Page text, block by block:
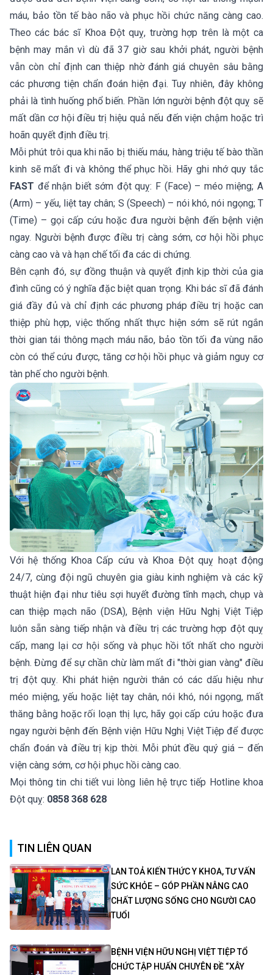
máu, bảo tồn tế bào não và phục hồi chức năng càng cao.
Theo các bác sĩ Khoa Đột quỵ, trường hợp trên là một ca
bệnh may mắn vì dù đã 37 giờ sau khởi phát, người bệnh
vẫn còn chỉ định can thiệp nhờ đánh giá chuyên sâu bằng
các phương tiện chẩn đoán hiện đại. Tuy nhiên, đây không
phải là tình huống phổ biến. Phần lớn người bệnh đột quỵ sẽ
mất dần cơ hội điều trị hiệu quả nếu đến viện chậm hoặc trì
hoãn quyết định điều trị.
Mỗi phút trôi qua khi não bị thiếu máu, hàng triệu tế bào thần
kinh sẽ mất đi và không thể phục hồi. Hãy ghi nhớ quy tắc
FAST để nhận biết sớm đột quỵ: F (Face) – méo miệng; A
(Arm) – yếu, liệt tay chân; S (Speech) – nói khó, nói ngọng; T
(Time) – gọi cấp cứu hoặc đưa người bệnh đến bệnh viện
ngay. Người bệnh được điều trị càng sớm, cơ hội hồi phục
càng cao và và hạn chế tối đa các di chứng.
Bên cạnh đó, sự đồng thuận và quyết định kịp thời của gia
đình cũng có ý nghĩa đặc biệt quan trọng. Khi bác sĩ đã đánh
giá đầy đủ và chỉ định các phương pháp điều trị hoặc can
thiệp phù hợp, việc thống nhất thực hiện sớm sẽ rút ngắn
thời gian tái thông mạch máu não, bảo tồn tối đa vùng não
còn có thể cứu được, tăng cơ hội hồi phục và giảm nguy cơ
tàn phế cho người bệnh.
Với hệ thống Khoa Cấp cứu và Khoa Đột quỵ hoạt động
24/7, cùng đội ngũ chuyên gia giàu kinh nghiệm và các kỹ
thuật hiện đại như tiêu sợi huyết đường tĩnh mạch, chụp và
can thiệp mạch não (DSA), Bệnh viện Hữu Nghị Việt Tiệp
luôn sẵn sàng tiếp nhận và điều trị các trường hợp đột quỵ
cấp, mang lại cơ hội sống và phục hồi tốt nhất cho người
bệnh. Đừng để sự chần chừ làm mất đi "thời gian vàng" điều
trị đột quỵ. Khi phát hiện người thân có các dấu hiệu như
méo miệng, yếu hoặc liệt tay chân, nói khó, nói ngọng, mất
thăng bằng hoặc rối loạn thị lực, hãy gọi cấp cứu hoặc đưa
ngay người bệnh đến Bệnh viện Hữu Nghị Việt Tiệp để được
chẩn đoán và điều trị kịp thời. Mỗi phút đều quý giá – đến
viện càng sớm, cơ hội phục hồi càng cao.
Mọi thông tin chi tiết vui lòng liên hệ trực tiếp Hotline khoa
Đột quỵ: 0858 368 628
TIN LIÊN QUAN
LAN TOẢ KIẾN THỨC Y KHOA, TƯ VẤN
SỨC KHỎE – GÓP PHẦN NÂNG CAO
CHẤT LƯỢNG SỐNG CHO NGƯỜI CAO
TUỔI
BỆNH VIỆN HỮU NGHỊ VIỆT TIỆP TỔ
CHỨC TẬP HUẤN CHUYÊN ĐỀ “XÂY